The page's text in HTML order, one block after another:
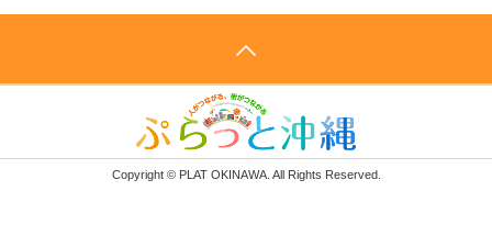
Copyright © PLAT OKINAWA. All Rights Reserved.